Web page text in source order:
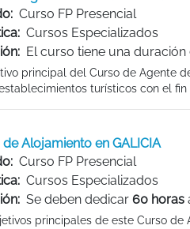
Curso FP Presencial
Cursos Especializados
El curso tiene una duración
principal del Curso de Agente
turísticos con el
Alojamiento en GALICIA
Curso FP Presencial
Cursos Especializados
Se deben dedicar 60 horas
principales de este Curso